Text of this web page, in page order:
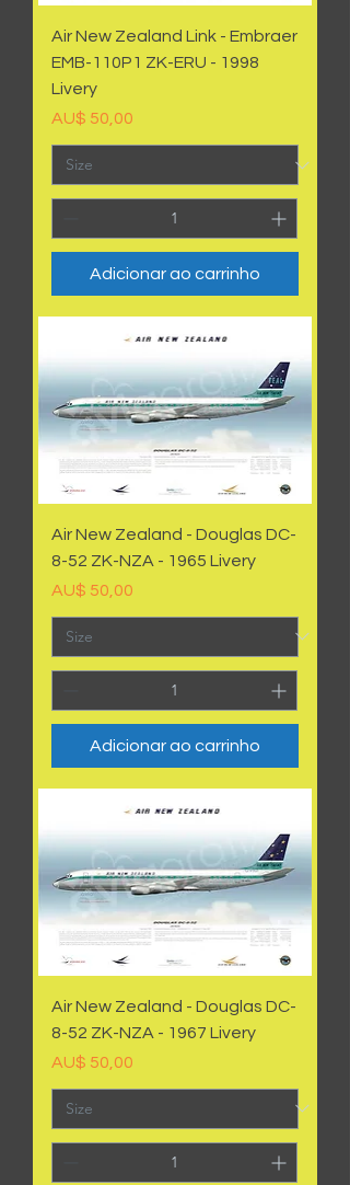
Air New Zealand Link - Embraer
EMB-110P1 ZK-ERU - 1998
Livery
Preço
AU$ 50,00
Adicionar ao carrinho
Air New Zealand - Douglas DC-
8-52 ZK-NZA - 1965 Livery
Preço
AU$ 50,00
Adicionar ao carrinho
Air New Zealand - Douglas DC-
8-52 ZK-NZA - 1967 Livery
Preço
AU$ 50,00